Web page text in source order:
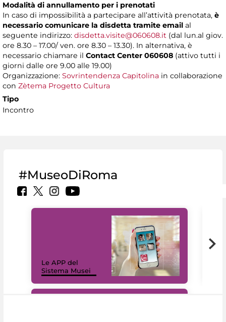
Modalità di annullamento per i prenotati
In caso di impossibilità a partecipare all’attività prenotata, è
necessario comunicare la disdetta tramite email al
seguente indirizzo: disdetta.visite@060608.it (dal lun.al giov.
ore 8.30 – 17.00/ ven. ore 8.30 – 13.30). In alternativa, è
necessario chiamare il Contact Center 060608 (attivo tutti i
giorni dalle ore 9.00 alle 19.00)
Organizzazione: Sovrintendenza Capitolina in collaborazione
con Zètema Progetto Cultura
Tipo
Incontro
#MuseoDiRoma
Le APP del
Sistema Musei